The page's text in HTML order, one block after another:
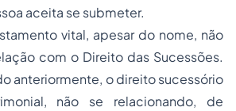
aceita se submeter.
vital, apesar do nome, não
com o Direito das Sucessões.
anteriormente, o direito sucessório
não se relacionando, de